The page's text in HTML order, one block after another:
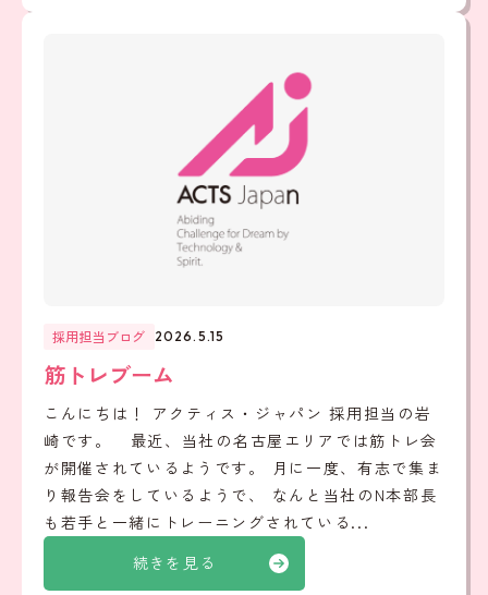
続きを見る
採用担当ブログ 2026.5.15
筋トレブーム
こんにちは！ アクティス・ジャパン 採用担当の岩
崎です。 最近、当社の名古屋エリアでは筋トレ会
が開催されているようです。 月に一度、有志で集ま
り報告会をしているようで、 なんと当社のN本部長
も若手と一緒にトレーニングされている...